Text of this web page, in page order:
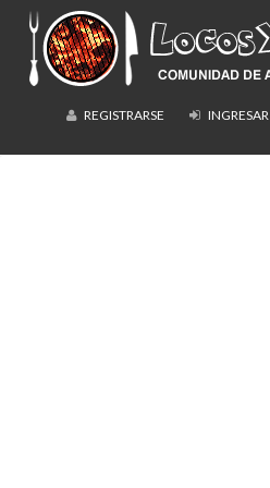
REGISTRARSE INGRESAR